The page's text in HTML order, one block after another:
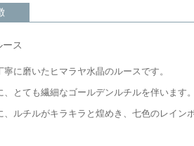
ス
に磨いたヒマラヤ水晶のルースです。
、とても繊細なゴールデンルチルを伴います。
、ルチルがキラキラと煌めき、七色のレイン